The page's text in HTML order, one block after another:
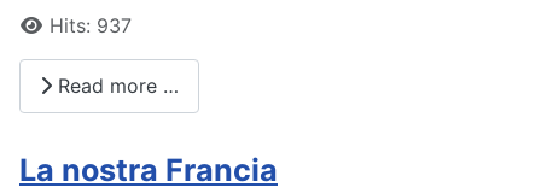
Hits: 937
Read more …
La nostra Francia